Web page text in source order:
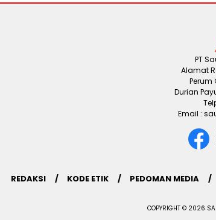
PT
Alamat
Perum
Durian
Email :
REDAKSI KODE ETIK PEDOMAN MEDIA
COPYRIGHT © 2026